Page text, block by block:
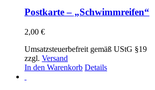
Postkarte – „Schwimmreifen“
2,00 €
Umsatzsteuerbefreit gemäß UStG §19
zzgl. Versand
In den Warenkorb Details